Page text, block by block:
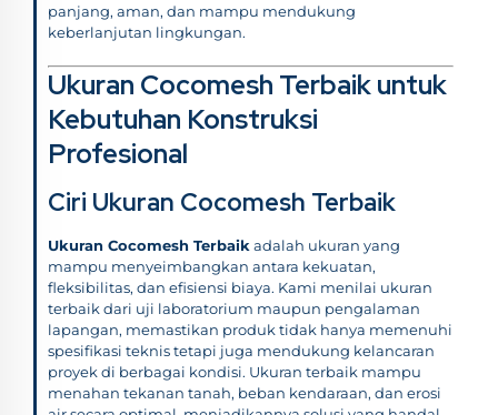
panjang, aman, dan mampu mendukung
keberlanjutan lingkungan.
Ukuran Cocomesh Terbaik untuk
Kebutuhan Konstruksi
Profesional
Ciri Ukuran Cocomesh Terbaik
Ukuran Cocomesh Terbaik adalah ukuran yang
mampu menyeimbangkan antara kekuatan,
fleksibilitas, dan efisiensi biaya. Kami menilai ukuran
terbaik dari uji laboratorium maupun pengalaman
lapangan, memastikan produk tidak hanya memenuhi
spesifikasi teknis tetapi juga mendukung kelancaran
proyek di berbagai kondisi. Ukuran terbaik mampu
menahan tekanan tanah, beban kendaraan, dan erosi